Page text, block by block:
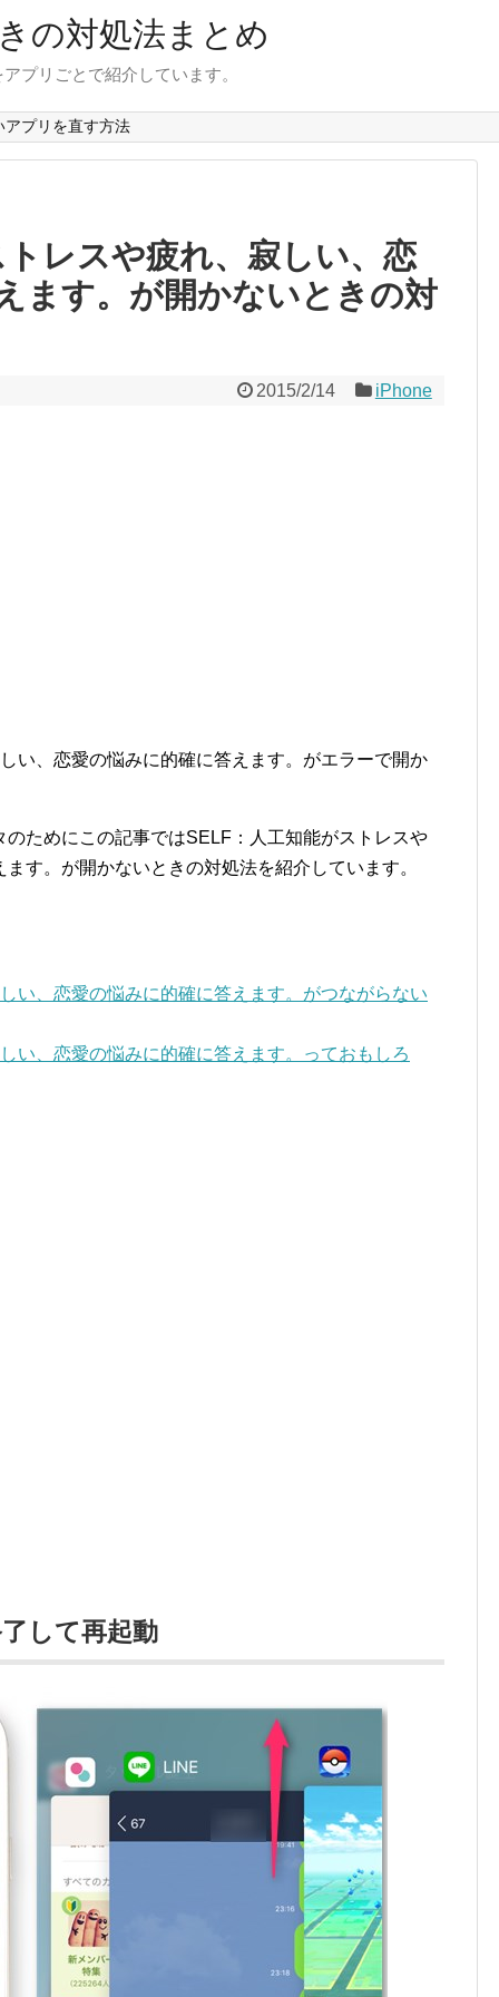
の対処法まとめ
プリごとで紹介しています。
アプリを直す方法
レスや疲れ、寂しい、恋
ます。が開かないときの対
2015/2/14 iPhone
い、恋愛の悩みに的確に答えます。がエラーで開か
ためにこの記事ではSELF：人工知能がストレスや
す。が開かないときの対処法を紹介しています。
い、恋愛の悩みに的確に答えます。がつながらない
い、恋愛の悩みに的確に答えます。っておもしろ
して再起動